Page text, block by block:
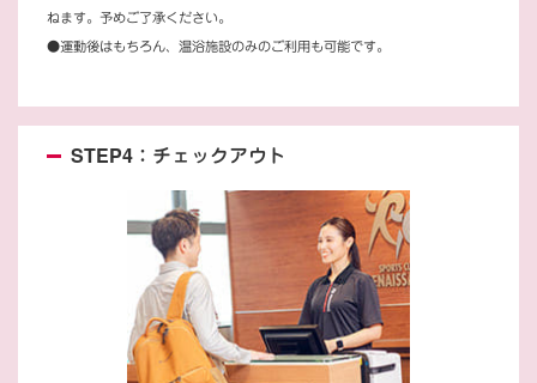
ねます。予めご了承ください。
●運動後はもちろん、温浴施設のみのご利用も可能です。
STEP4：チェックアウト